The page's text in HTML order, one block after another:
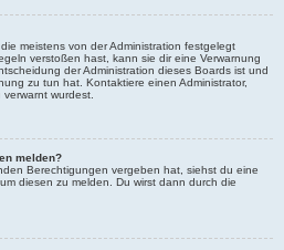
meistens von der Administration festgelegt
verstoßen hast, kann sie dir eine Verwarnung
der Administration dieses Boards ist und
zu tun hat. Kontaktiere einen Administrator,
wurdest.
melden?
Berechtigungen vergeben hat, siehst du eine
diesen zu melden. Du wirst dann durch die